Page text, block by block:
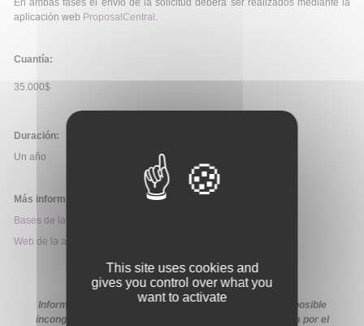
En ambas fases el envío de la solicitud deberá ser realizados mediante la
aplicación web ProposalCentral .
Cuantía:
35.000$
Duración:
Un año
Más información:
Bases de la convocatoria
Web de la ayuda
Información extraída de la web de la ayuda. En caso de posible
incongruencia, prevalecerá la información proporcionada por el
This site uses cookies and
gives you control over what you
want to activate